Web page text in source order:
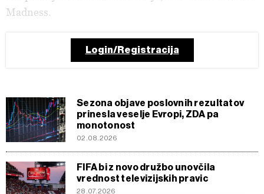
Madness.
Login/Registracija
Sezona objave poslovnih rezultatov
prinesla veselje Evropi, ZDA pa
monotonost
02.08.2026
FIFA bi z novo družbo unovčila
vrednost televizijskih pravic
28.07.2026